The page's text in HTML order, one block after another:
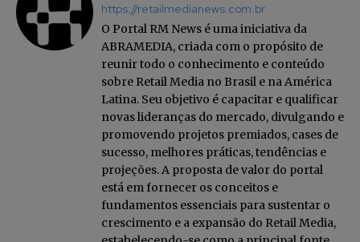
https://retailmedianews.com.br
O Portal RM News é uma iniciativa da
ABRAMEDIA, criada com o propósito de
reunir todo o conhecimento e conteúdo
sobre Retail Media no Brasil e na América
Latina. Seu objetivo é capacitar e qualificar
novas lideranças do mercado, divulgando e
promovendo projetos premiados, cases de
sucesso, melhores práticas, tendências e
projeções. A proposta de valor do portal
está em fornecer os conceitos e
fundamentos essenciais para sustentar o
crescimento e a expansão do Retail Media,